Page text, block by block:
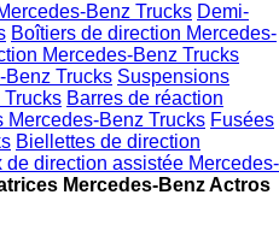
Benz Trucks Demi-
Boîtiers de direction Mercedes-
Mercedes-Benz Trucks
Benz Trucks Suspensions
Barres de réaction
Mercedes-Benz Trucks Fusées
Biellettes de direction
de direction assistée Mercedes-
Mercedes-Benz Actros